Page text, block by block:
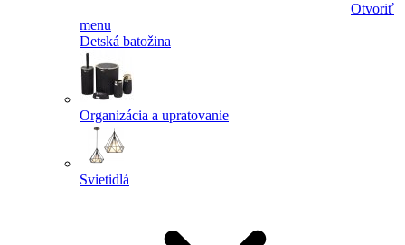
Otvoriť
menu
Detská batožina
Organizácia a upratovanie
Svietidlá